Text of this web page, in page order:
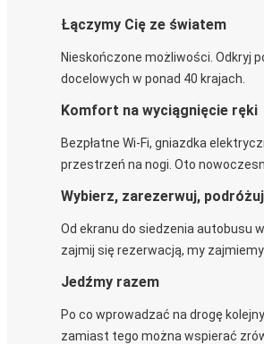
Łączymy Cię ze światem
Nieskończone możliwości. Odkryj
docelowych w ponad 40 krajach.
Komfort na wyciągnięcie ręki
Bezpłatne Wi-Fi, gniazdka
przestrzeń na nogi. Oto
Wybierz, zarezerwuj, podróżuj
Od ekranu do siedzenia autobusu
zajmij się rezerwacją, my
Jedźmy razem
Po co wprowadzać na drogę
zamiast tego można wspierać